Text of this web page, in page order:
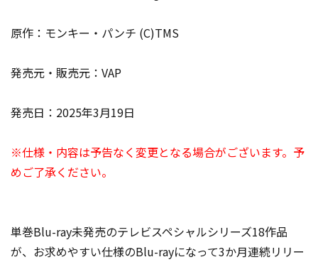
原作：モンキー・パンチ (C)TMS
発売元・販売元：VAP
発売日：2025年3月19日
※仕様・内容は予告なく変更となる場合がございます。予
めご了承ください。
単巻Blu-ray未発売のテレビスペシャルシリーズ18作品
が、お求めやすい仕様のBlu-rayになって3か月連続リリー